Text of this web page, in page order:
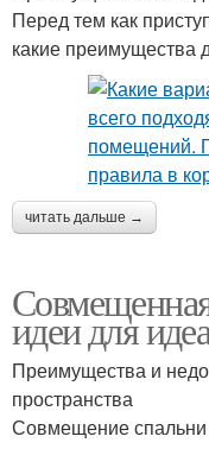
Перед тем как
какие преимущества
читать дальше →
идеи для
Преимущества и
пространства
Совмещение спальни